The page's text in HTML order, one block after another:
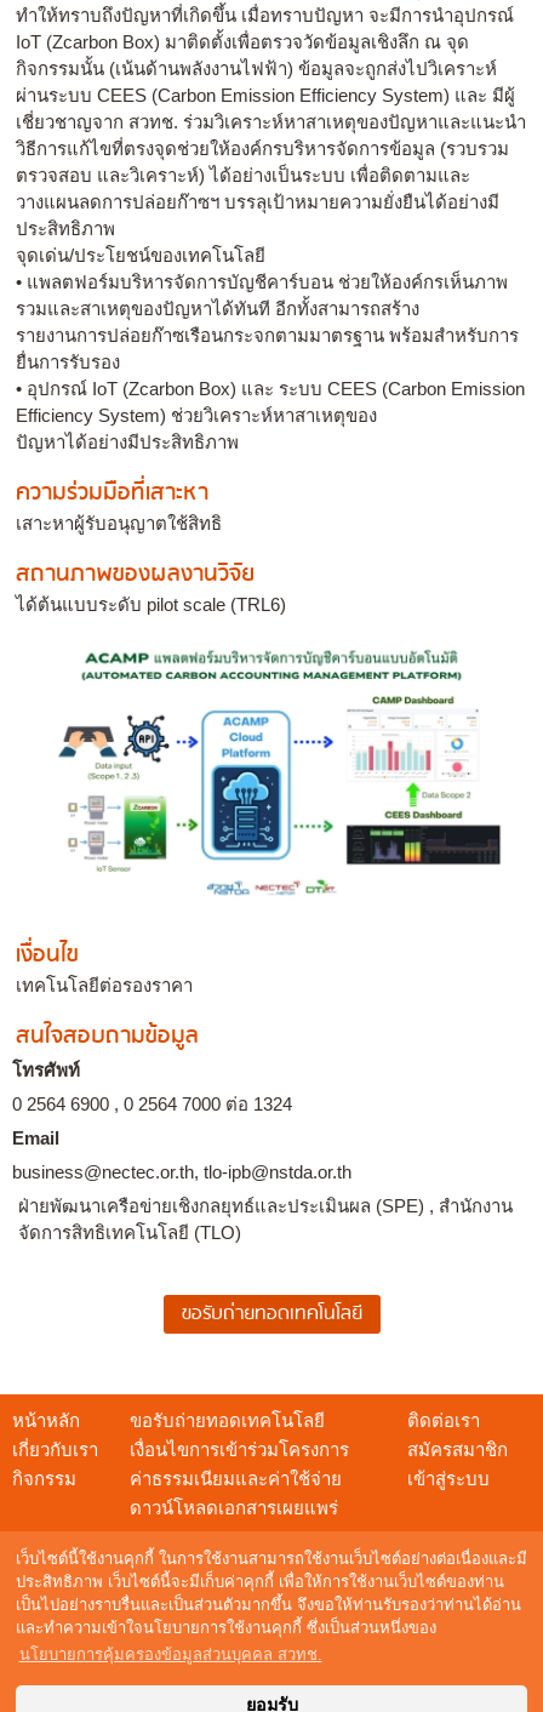
เว็บไซต์นี้ใช้งานคุกกี้ ในการใช้งานสามารถใช้งานเว็บไซต์อย่างต่อเนื่องและมี
ประสิทธิภาพ เว็บไซต์นี้จะมีเก็บค่าคุกกี้ เพื่อให้การใช้งานเว็บไซต์ของท่าน
เป็นไปอย่างราบรื่นและเป็นส่วนตัวมากขึ้น จึงขอให้ท่านรับรองว่าท่านได้อ่าน
และทำความเข้าใจนโยบายการใช้งานคุกกี้ ซึ่งเป็นส่วนหนึ่งของ
นโยบายการคุ้มครองข้อมูลส่วนบุคคล สวทช.
ยอมรับ
ทำให้ทราบถึงปัญหาที่เกิดขึ้น เมื่อทราบปัญหา จะมีการนำอุปกรณ์
IoT (Zcarbon Box) มาติดตั้งเพื่อตรวจวัดข้อมูลเชิงลึก ณ จุด
กิจกรรมนั้น (เน้นด้านพลังงานไฟฟ้า) ข้อมูลจะถูกส่งไปวิเคราะห์
ผ่านระบบ CEES (Carbon Emission Efficiency System) และ มีผู้
เชี่ยวชาญจาก สวทช. ร่วมวิเคราะห์หาสาเหตุของปัญหาและแนะนำ
วิธีการแก้ไขที่ตรงจุดช่วยให้องค์กรบริหารจัดการข้อมูล (รวบรวม
ตรวจสอบ และวิเคราะห์) ได้อย่างเป็นระบบ เพื่อติดตามและ
วางแผนลดการปล่อยก๊าซฯ บรรลุเป้าหมายความยั่งยืนได้อย่างมี
ประสิทธิภาพ
จุดเด่น/ประโยชน์ของเทคโนโลยี
• แพลตฟอร์มบริหารจัดการบัญชีคาร์บอน ช่วยให้องค์กรเห็นภาพ
รวมและสาเหตุของปัญหาได้ทันที อีกทั้งสามารถสร้าง
รายงานการปล่อยก๊าซเรือนกระจกตามมาตรฐาน พร้อมสำหรับการ
ยื่นการรับรอง
• อุปกรณ์ IoT (Zcarbon Box) และ ระบบ CEES (Carbon Emission
Efficiency System) ช่วยวิเคราะห์หาสาเหตุของ
ปัญหาได้อย่างมีประสิทธิภาพ
ความร่วมมือที่เสาะหา
เสาะหาผู้รับอนุญาตใช้สิทธิ
สถานภาพของผลงานวิจัย
ได้ต้นแบบระดับ pilot scale (TRL6)
เงื่อนไข
เทคโนโลยีต่อรองราคา
สนใจสอบถามข้อมูล
โทรศัพท์
0 2564 6900 , 0 2564 7000 ต่อ 1324
Email
business@nectec.or.th, tlo-ipb@nstda.or.th
ฝ่ายพัฒนาเครือข่ายเชิงกลยุทธ์และประเมินผล (SPE) , สำนักงาน
จัดการสิทธิเทคโนโลยี (TLO)
หน้าหลัก
เกี่ยวกับเรา
กิจกรรม
ขอรับถ่ายทอดเทคโนโลยี
เงื่อนไขการเข้าร่วมโครงการ
ค่าธรรมเนียมและค่าใช้จ่าย
ดาวน์โหลดเอกสารเผยแพร่
ติดต่อเรา
สมัครสมาชิก
เข้าสู่ระบบ
สอบถามข้อมูล
อีเมล :techshow@nstda.or.th
Digital Mind Co., Ltd.